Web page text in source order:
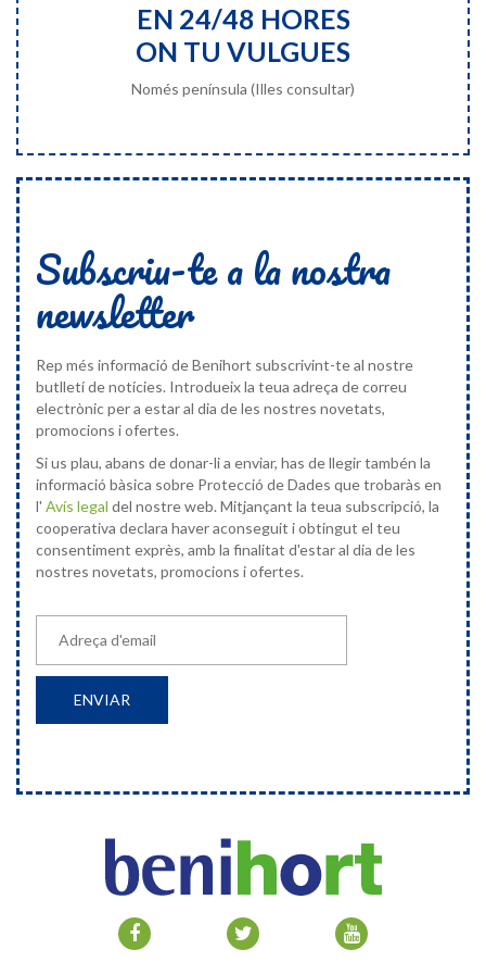
EN 24/48 HORES
ON TU VULGUES
Només península (Illes consultar)
Subscriu-te a la nostra
newsletter
Rep més informació de Benihort subscrivint-te al nostre
butlletí de notícies. Introdueix la teua adreça de correu
electrònic per a estar al dia de les nostres novetats,
promocions i ofertes.
Si us plau, abans de donar-li a enviar, has de llegir tambén la
informació bàsica sobre Protecció de Dades que trobaràs en
l' Avís legal del nostre web. Mitjançant la teua subscripció, la
cooperativa declara haver aconseguit i obtingut el teu
consentiment exprès, amb la finalitat d'estar al dia de les
nostres novetats, promocions i ofertes.